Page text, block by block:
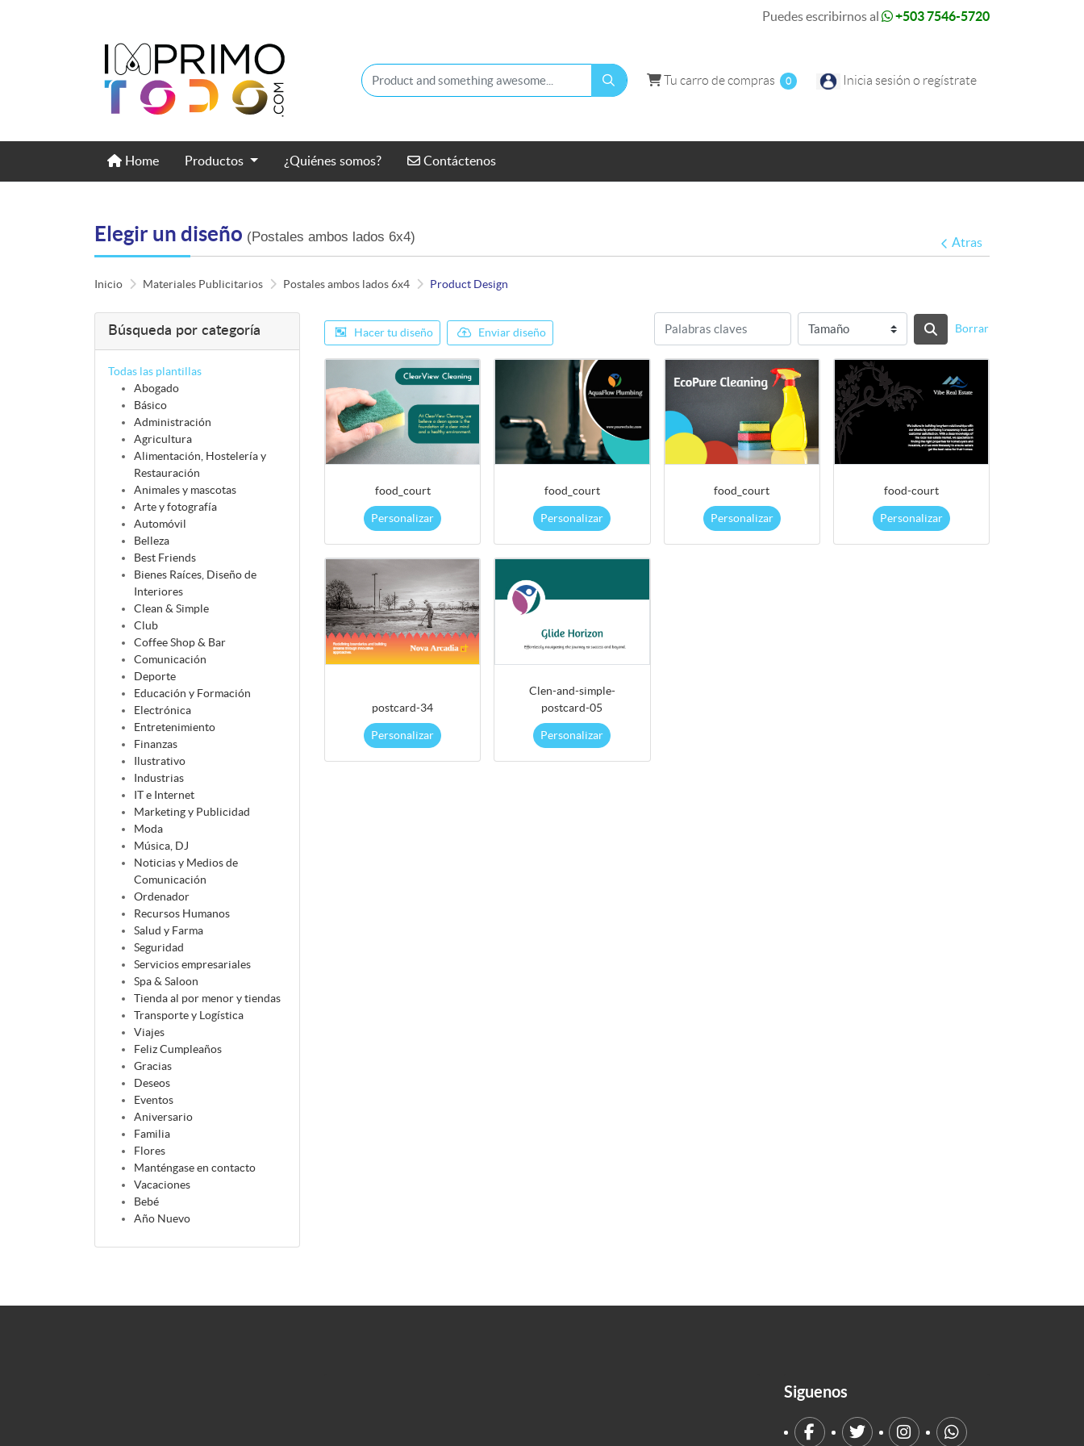
Puedes escribirnos al +503 7546-5720
Tu carro de compras
Tu carro de compras 0 Inicia sesión o regístrate
Home
Home Productos ¿Quiénes somos? Contáctenos
Contáctenos
Elegir un diseño (Postales ambos lados 6x4) Atras
Inicio Materiales Publicitarios Postales ambos lados 6x4 Product Design
Búsqueda por categoría
Todas las plantillas
Abogado
Básico
Administración
Agricultura
Alimentación, Hostelería y
Restauración
Animales y mascotas
Arte y fotografía
Automóvil
Belleza
Best Friends
Bienes Raíces, Diseño de
Interiores
Clean & Simple
Club
Coffee Shop & Bar
Comunicación
Deporte
Educación y Formación
Electrónica
Entretenimiento
Finanzas
Ilustrativo
Industrias
IT e Internet
Marketing y Publicidad
Moda
Música, DJ
Noticias y Medios de
Comunicación
Ordenador
Recursos Humanos
Salud y Farma
Seguridad
Servicios empresariales
Spa & Saloon
Tienda al por menor y tiendas
Transporte y Logística
Viajes
Feliz Cumpleaños
Gracias
Deseos
Eventos
Aniversario
Familia
Flores
Manténgase en contacto
Vacaciones
Bebé
Año Nuevo
Hacer tu diseño Enviar diseño Borrar
food_court
Personalizar
food_court
Personalizar
food_court
Personalizar
food-court
Personalizar
postcard-34
Personalizar
Clen-and-simple-
postcard-05
Personalizar
Siguenos